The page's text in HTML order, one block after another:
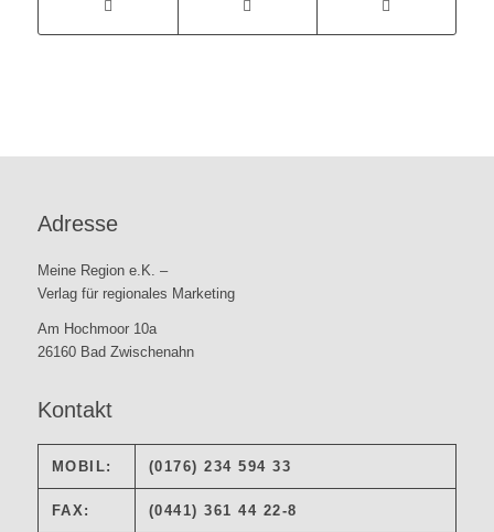
Adresse
Meine Region e.K. –
Verlag für regionales Marketing
Am Hochmoor 10a
26160 Bad Zwischenahn
Kontakt
MOBIL: (0176) 234 594 33
FAX: (0441) 361 44 22-8